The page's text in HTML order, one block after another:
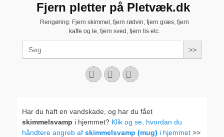
Fjern pletter på Pletvæk.dk
Rengøring: Fjern skimmel, fjern rødvin, fjern græs, fjern
kaffe og te, fjern sved, fjern tis etc.
Search
for:
Facebook
YouTubeInstagram
Har du haft en vandskade, og har du fået
skimmelsvamp i hjemmet? Klik og se, hvordan du
håndtere angreb af skimmelsvamp (mug) i hjemmet >>